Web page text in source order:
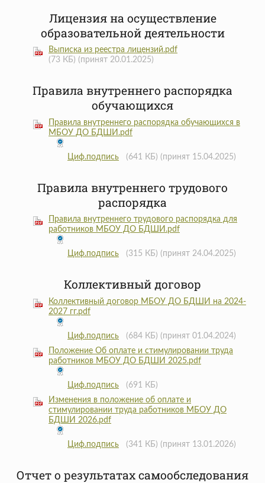
Лицензия на осуществление
образовательной деятельности
Выписка из реестра лицензий.pdf
(73 КБ) (принят 20.01.2025)
Правила внутреннего распорядка
обучающихся
Правила внутреннего распорядка обучающихся в
МБОУ ДО БДШИ.pdf
Циф.подпись (641 КБ) (принят 15.04.2025)
Правила внутреннего трудового
распорядка
Правила внутреннего трудового распорядка для
работников МБОУ ДО БДШИ.pdf
Циф.подпись (315 КБ) (принят 24.04.2025)
Коллективный договор
Коллективный договор МБОУ ДО БДШИ на 2024-
2027 гг.pdf
Циф.подпись (684 КБ) (принят 01.04.2024)
Положение Об оплате и стимулировании труда
работников МБОУ ДО БДШИ 2025.pdf
Циф.подпись
(691 КБ)
Изменения в положение об оплате и
стимулировании труда работников МБОУ ДО
БДШИ 2026.pdf
Циф.подпись (341 КБ) (принят 13.01.2026)
Отчет о результатах самообследования